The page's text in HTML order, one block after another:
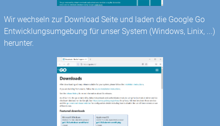
Wir wechseln zur Download Seite und laden die Google Go
Entwicklungsumgebung für unser System (Windows, Linix, ...)
herunter.